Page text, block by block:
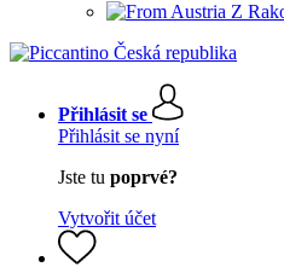
Z
Přihlásit se
Přihlásit se nyní
Jste tu poprvé?
Vytvořit účet